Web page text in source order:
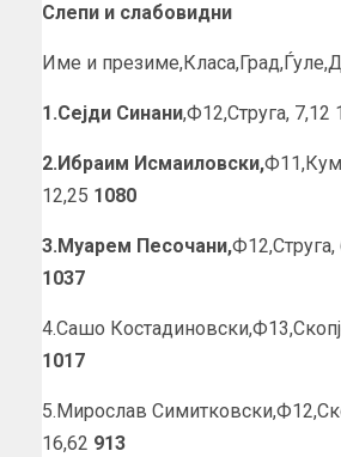
Слепи и слабовидни
Име и
1.Сејди Синани,Ф12,Струга, 7,12
2.Ибраим Исмаиловски,
12,25 1080
3.Муарем Песочани,Ф12,Струга,
1037
4.Сашо
1017
5.Мирослав
16,62 913